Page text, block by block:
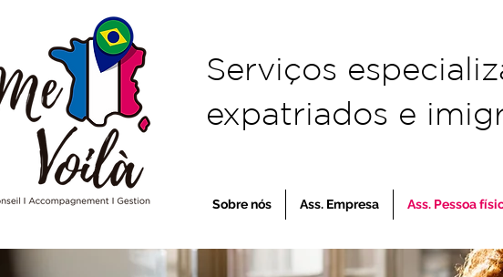
Serviços
expatriados e
Sobre nós Ass. Empresa Ass. Pessoa